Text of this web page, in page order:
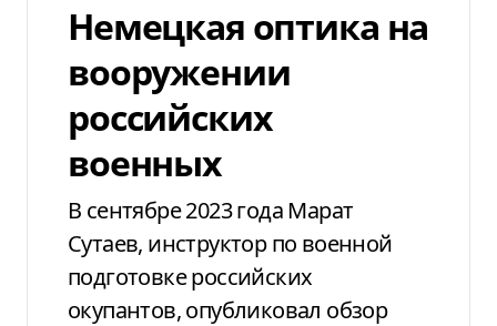
Немецкая оптика на
вооружении
российских
военных
В сентябре 2023 года Марат
Сутаев, инструктор по военной
подготовке российских
окупантов, опубликовал обзор